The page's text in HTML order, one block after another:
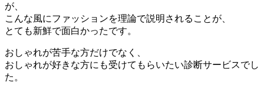
が、
こんな風にファッションを理論で説明されることが、
とても新鮮で面白かったです。
おしゃれが苦手な方だけでなく、
おしゃれが好きな方にも受けてもらいたい診断サービスでし
た。